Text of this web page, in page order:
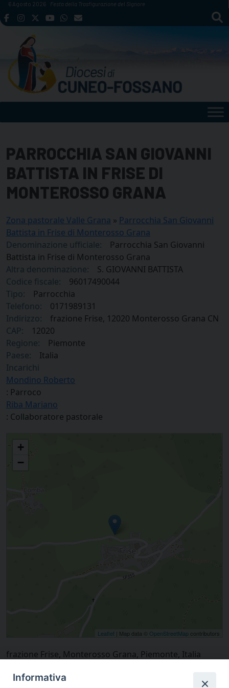
Skip
to
6 Agosto 2026 Festa della Trasfigurazione del Signore
PARROCCHIA SAN GIOVANNI
BATTISTA IN FRISE DI
MONTEROSSO GRANA
Zona pastorale Valle Grana » Parrocchia San Giovanni
Battista in Frise di Monterosso Grana
Denominazione ufficiale:
Parrocchia San Giovanni
Battista in Frise di Monterosso Grana
Altra denominazione:
S. GIOVANNI BATTISTA
Codice fiscale:
96017490044
Tipo:
Parrocchia
Telefono:
0171989131
Indirizzo:
frazione Frise, 12020 Monterosso Grana CN
CAP:
12020
Regione:
Piemonte
Paese:
Italia
Incarichi
Mondino Roberto
: Parroco
Riba Mariano
: Collaboratore pastorale
+
−
Leaflet | Map data © OpenStreetMap contributors
frazione Frise, Monterosso Grana, Piemonte, Italia
Informativa